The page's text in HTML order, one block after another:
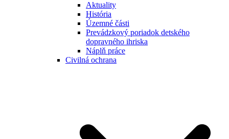
Aktuality
História
Územné části
Prevádzkový poriadok detského
dopravného ihriska
Náplň práce
Civilná ochrana